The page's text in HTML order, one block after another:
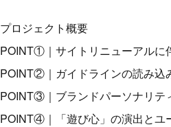
プロジェクト概要
POINT①｜サイトリニューアルに
POINT②｜ガイドラインの読み込
POINT③｜ブランドパーソナリテ
POINT④｜「遊び心」の演出とユ